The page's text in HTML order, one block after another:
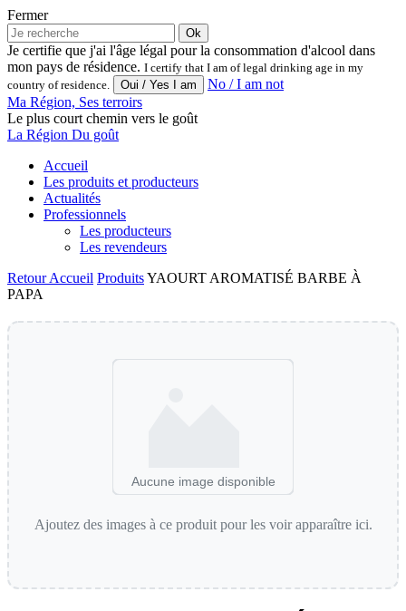
Fermer
Ok
Je certifie que j'ai l'âge légal pour la consommation d'alcool dans
mon pays de résidence. I certify that I am of legal drinking age in my
country of residence.
No / I am not
Ma Région, Ses terroirs
Le plus court chemin vers le goût
La Région Du goût
Accueil
Les produits et producteurs
Actualités
Professionnels
Les producteurs
Les revendeurs
RetourAccueil ProduitsYAOURT AROMATISÉ BARBE À
PAPA
Aucune image disponible
Ajoutez des images à ce produit pour les voir apparaître ici.